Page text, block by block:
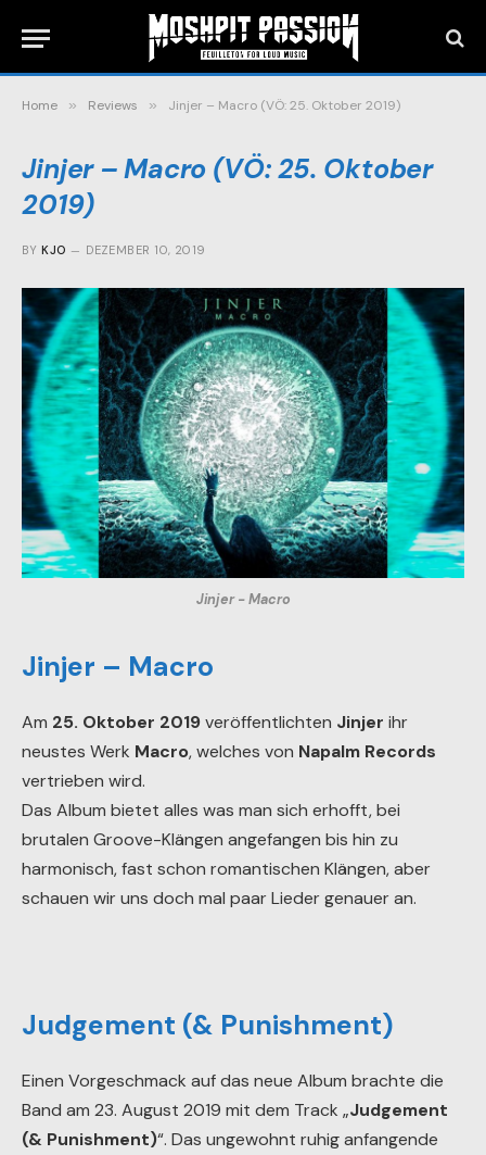
Home » Reviews » Jinjer – Macro (VÖ: 25. Oktober 2019)
Jinjer – Macro (VÖ: 25. Oktober
2019)
BY KJO DEZEMBER 10, 2019
Jinjer - Macro
Jinjer – Macro
Am 25. Oktober 2019veröffentlichten Jinjer ihr
neustes Werk Macro, welches von Napalm Records
vertrieben wird.
Das Album bietet alles was man sich erhofft, bei
brutalen Groove-Klängen angefangen bis hin zu
harmonisch, fast schon romantischen Klängen, aber
schauen wir uns doch mal paar Lieder genauer an.
Judgement (& Punishment)
Einen Vorgeschmack auf das neue Album brachte die
Band am 23. August 2019 mit dem Track „Judgement
(& Punishment)“. Das ungewohnt ruhig anfangende